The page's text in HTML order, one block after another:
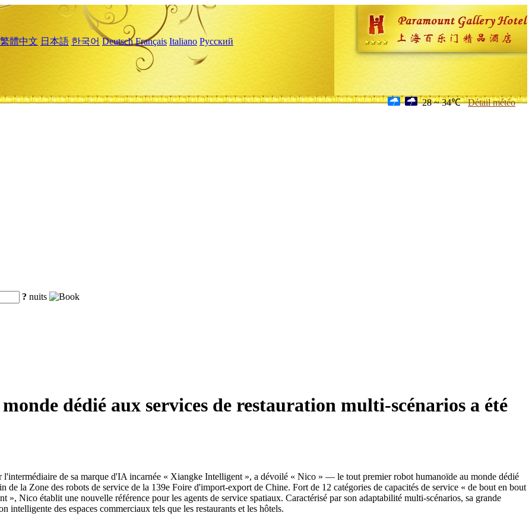
繁體中文 日本語 한국어 Deutsch Français Italiano Русский
28 ~ 34℃ Détail météo
? nuits
dédié aux services de restauration multi-scénarios a été
de sa marque d'IA incarnée « Xiangke Intelligent », a dévoilé « Nico » — le tout premier robot humanoïde au monde dédié
la Zone des robots de service de la 139e Foire d'import-export de Chine. Fort de 12 catégories de capacités de service « de bout en bout
», Nico établit une nouvelle référence pour les agents de service spatiaux. Caractérisé par son adaptabilité multi-scénarios, sa grande
des espaces commerciaux tels que les restaurants et les hôtels.